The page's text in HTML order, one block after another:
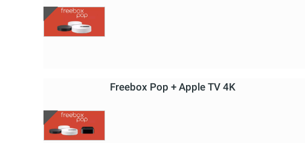
Freebox Pop + Apple TV 4K